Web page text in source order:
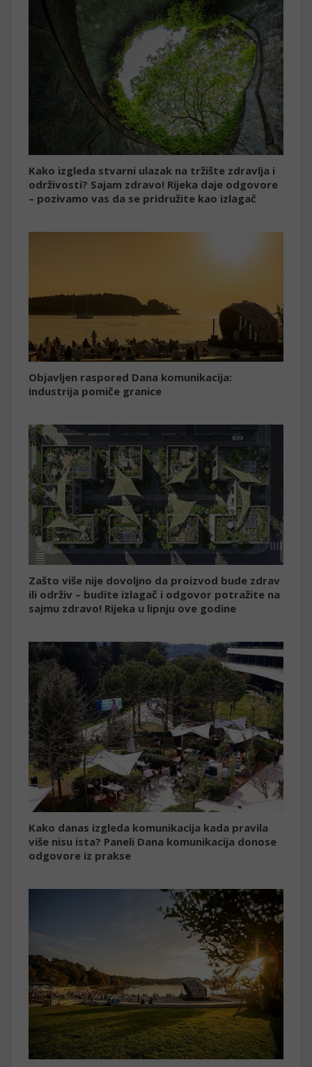
Kako izgleda stvarni ulazak na tržište zdravlja i
održivosti? Sajam zdravo! Rijeka daje odgovore
– pozivamo vas da se pridružite kao izlagač
Objavljen raspored Dana komunikacija:
industrija pomiče granice
Zašto više nije dovoljno da proizvod bude zdrav
ili održiv – budite izlagač i odgovor potražite na
sajmu zdravo! Rijeka u lipnju ove godine
Kako danas izgleda komunikacija kada pravila
više nisu ista? Paneli Dana komunikacija donose
odgovore iz prakse